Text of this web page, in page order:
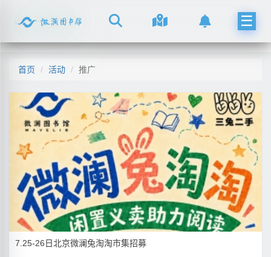
☰
首页 活动 推广
7.25-26日北京微澜兔淘淘市集招募